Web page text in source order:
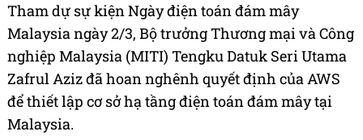
Tham dự sự kiện Ngày điện toán đám mây
Malaysia ngày 2/3, Bộ trưởng Thương mại và Công
nghiệp Malaysia (MITI) Tengku Datuk Seri Utama
Zafrul Aziz đã hoan nghênh quyết định của AWS
để thiết lập cơ sở hạ tầng điện toán đám mây tại
Malaysia.